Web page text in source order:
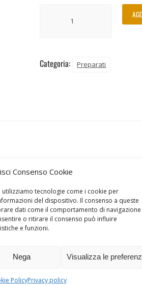
Consenso Cookie
tecnologie come i cookie per
del dispositivo. Il consenso a queste
dati come il comportamento di
o ritirare il consenso può influire
e funzioni.
Nega Visualizza le
PolicyPrivacy policy
Categoria: Preparati